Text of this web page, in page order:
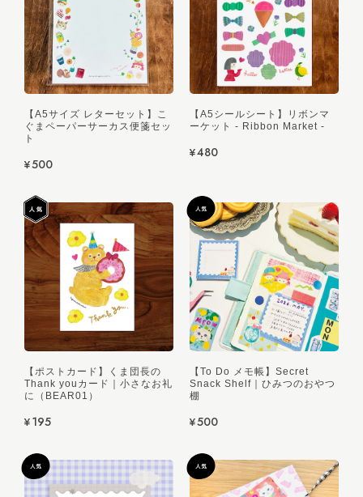
【A5サイズ レターセット】こ
ぐまペーパーサーカス便箋セッ
ト
¥500
【A5シールシート】リボンマ
ーケット - Ribbon Market -
¥480
【ポストカード】くま団長の
Thank youカード｜小さなお礼
に（BEAR01）
¥195
【To Do メモ帳】Secret
Snack Shelf｜ひみつのおやつ
棚
¥500